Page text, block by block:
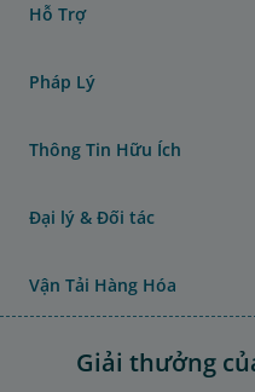
Hỗ Trợ
Pháp Lý
Thông Tin Hữu Ích
Đại lý & Đối tác
Vận Tải Hàng Hóa
Giải thưởng